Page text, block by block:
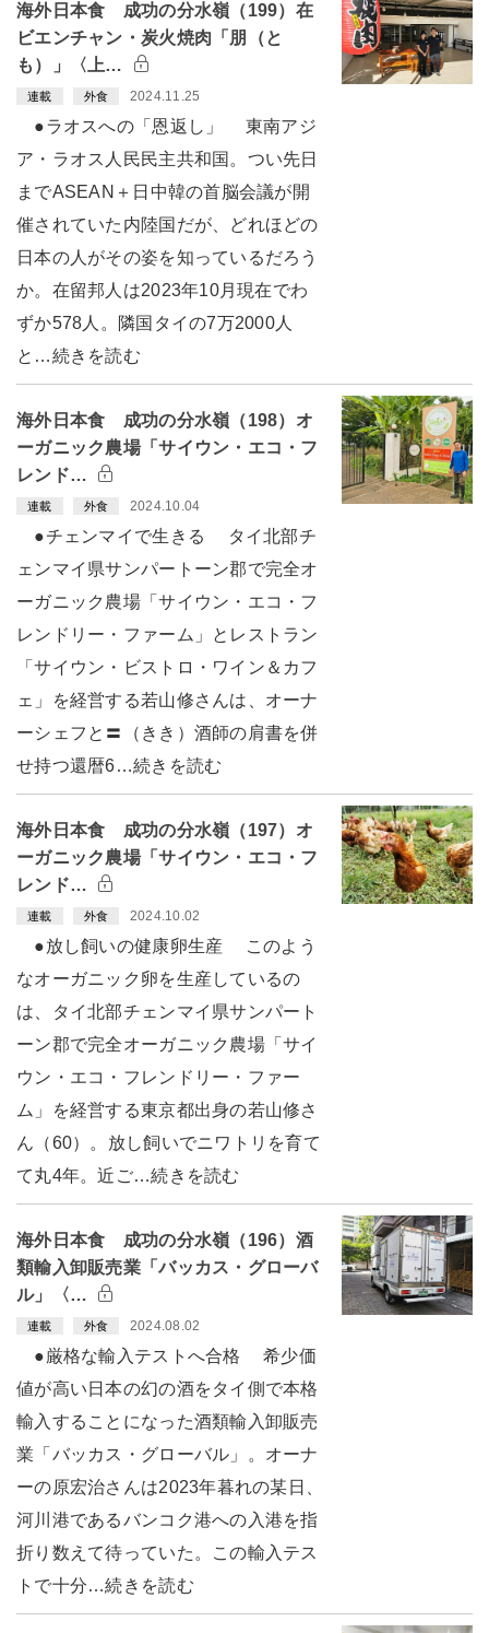
海外日本食 成功の分水嶺（199）在
ビエンチャン・炭火焼肉「朋（と
も）」〈上…
連載 外食 2024.11.25
●ラオスへの「恩返し」 東南アジ
ア・ラオス人民民主共和国。つい先日
までASEAN＋日中韓の首脳会議が開
催されていた内陸国だが、どれほどの
日本の人がその姿を知っているだろう
か。在留邦人は2023年10月現在でわ
ずか578人。隣国タイの7万2000人
と…続きを読む
海外日本食 成功の分水嶺（198）オ
ーガニック農場「サイウン・エコ・フ
レンド…
連載 外食 2024.10.04
●チェンマイで生きる タイ北部チ
ェンマイ県サンパートーン郡で完全オ
ーガニック農場「サイウン・エコ・フ
レンドリー・ファーム」とレストラン
「サイウン・ビストロ・ワイン＆カフ
ェ」を経営する若山修さんは、オーナ
ーシェフと〓（きき）酒師の肩書を併
せ持つ還暦6…続きを読む
海外日本食 成功の分水嶺（197）オ
ーガニック農場「サイウン・エコ・フ
レンド…
連載 外食 2024.10.02
●放し飼いの健康卵生産 このよう
なオーガニック卵を生産しているの
は、タイ北部チェンマイ県サンパート
ーン郡で完全オーガニック農場「サイ
ウン・エコ・フレンドリー・ファー
ム」を経営する東京都出身の若山修さ
ん（60）。放し飼いでニワトリを育て
て丸4年。近ご…続きを読む
海外日本食 成功の分水嶺（196）酒
類輸入卸販売業「バッカス・グローバ
ル」〈…
連載 外食 2024.08.02
●厳格な輸入テストへ合格 希少価
値が高い日本の幻の酒をタイ側で本格
輸入することになった酒類輸入卸販売
業「バッカス・グローバル」。オーナ
ーの原宏治さんは2023年暮れの某日、
河川港であるバンコク港への入港を指
折り数えて待っていた。この輸入テス
トで十分…続きを読む